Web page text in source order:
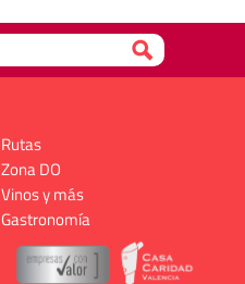
Rutas
Zona DO
Vinos y más
Gastronomía